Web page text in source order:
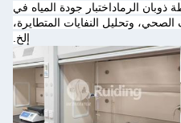
الرماداختبار جودة المياه في
وتحليل النفايات المتطايرة،
إلخ.